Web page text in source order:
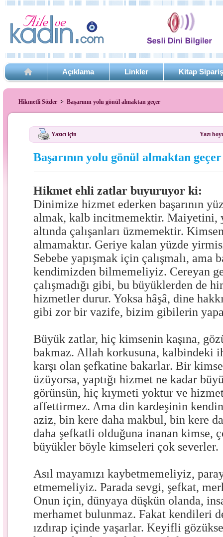
Açıklama Linkler Kitap
Hikmetli Sözler > Başarının yolu gönül almaktan geçer
Yazıcı için Yazı
Başarının yolu gönül almaktan geçer
Hikmet ehli zatlar buyuruyor ki:
Dinimize hizmet ederken başarının
almak, kalb incitmemektir. Maiyetini,
altında çalışanları üzmemektir.
almamaktır. Geriye kalan yüzde
Sebebe yapışmak için çalışmalı, ama
kendimizden bilmemeliyiz. Cereyan
çalışmadığı gibi, bu büyüklerden de
hizmetler durur. Yoksa hâşâ, dine
gibi zor bir vazife, bizim gibilerin
Büyük zatlar, hiç kimsenin kaşına,
bakmaz. Allah korkusuna, kalbindeki
karşı olan şefkatine bakarlar. Bir
üzüyorsa, yaptığı hizmet ne kadar
görünsün, hiç kıymeti yoktur ve
affettirmez. Ama din kardeşinin
aziz, bin kere daha makbul, bin kere
daha şefkatli olduğuna inanan kimse,
büyükler böyle kimseleri çok severler.
Asıl mayamızı kaybetmemeliyiz,
etmemeliyiz. Parada sevgi, şefkat,
Onun için, dünyaya düşkün olanda,
merhamet bulunmaz. Fakat kendileri
ızdırap içinde yaşarlar. Keyifli